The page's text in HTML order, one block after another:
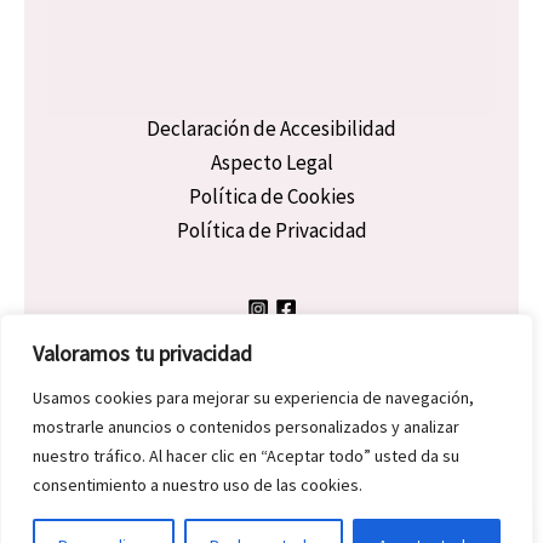
Valoramos tu privacidad
Usamos cookies para mejorar su experiencia de navegación,
mostrarle anuncios o contenidos personalizados y analizar
nuestro tráfico. Al hacer clic en “Aceptar todo” usted da su
consentimiento a nuestro uso de las cookies.
Declaración de Accesibilidad
Aspecto Legal
Política de Cookies
Política de Privacidad
Copyright © 2026 Dicky Morgan | Powered by Dicky Morgan